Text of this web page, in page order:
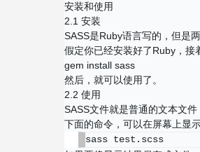
安装和使用
2.1 安装
SASS是Ruby语言写的，但是
假定你已经安装好了Ruby，接
gem install sass
然后，就可以使用了。
2.2 使用
SASS文件就是普通的文本文
下面的命令，可以在屏幕上显
sass test.scss